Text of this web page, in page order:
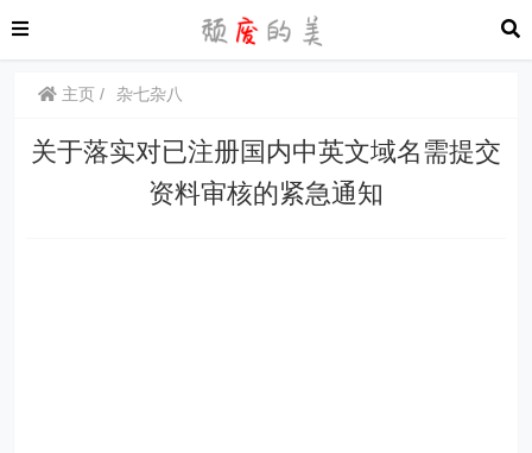
主页 杂七杂八
关于落实对已注册国内中英文域名需提交
资料审核的紧急通知